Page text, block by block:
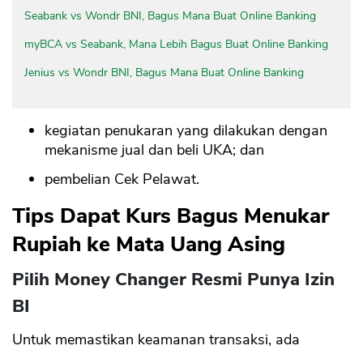
Seabank vs Wondr BNI, Bagus Mana Buat Online Banking
myBCA vs Seabank, Mana Lebih Bagus Buat Online Banking
Jenius vs Wondr BNI, Bagus Mana Buat Online Banking
kegiatan penukaran yang dilakukan dengan
mekanisme jual dan beli UKA; dan
pembelian Cek Pelawat.
Tips Dapat Kurs Bagus Menukar
Rupiah ke Mata Uang Asing
Pilih Money Changer Resmi Punya Izin
BI
Untuk memastikan keamanan transaksi, ada